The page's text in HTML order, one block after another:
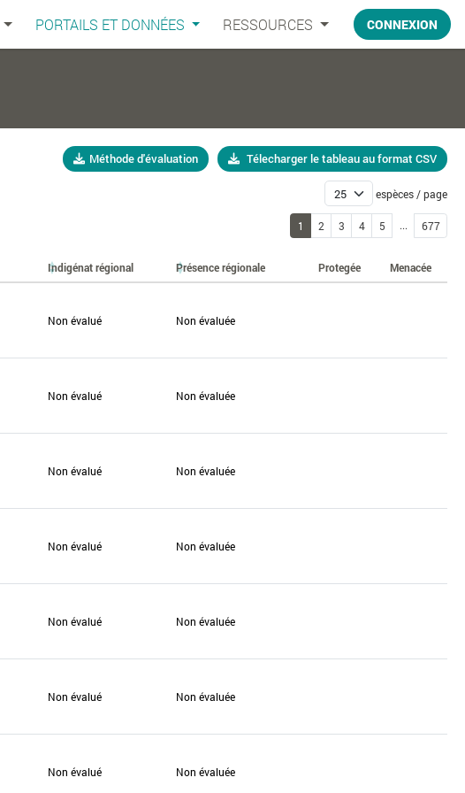
PORTAILS ET DONNÉES RESSOURCES CONNEXION
Méthode d'évaluation Télecharger le tableau au format CSV
espèces / page
1 2 3 4 5 ... 677
Indigénat régional Présence régionale Protegée Menacée
Non évalué Non évaluée
Non évalué Non évaluée
Non évalué Non évaluée
Non évalué Non évaluée
Non évalué Non évaluée
Non évalué Non évaluée
Non évalué Non évaluée